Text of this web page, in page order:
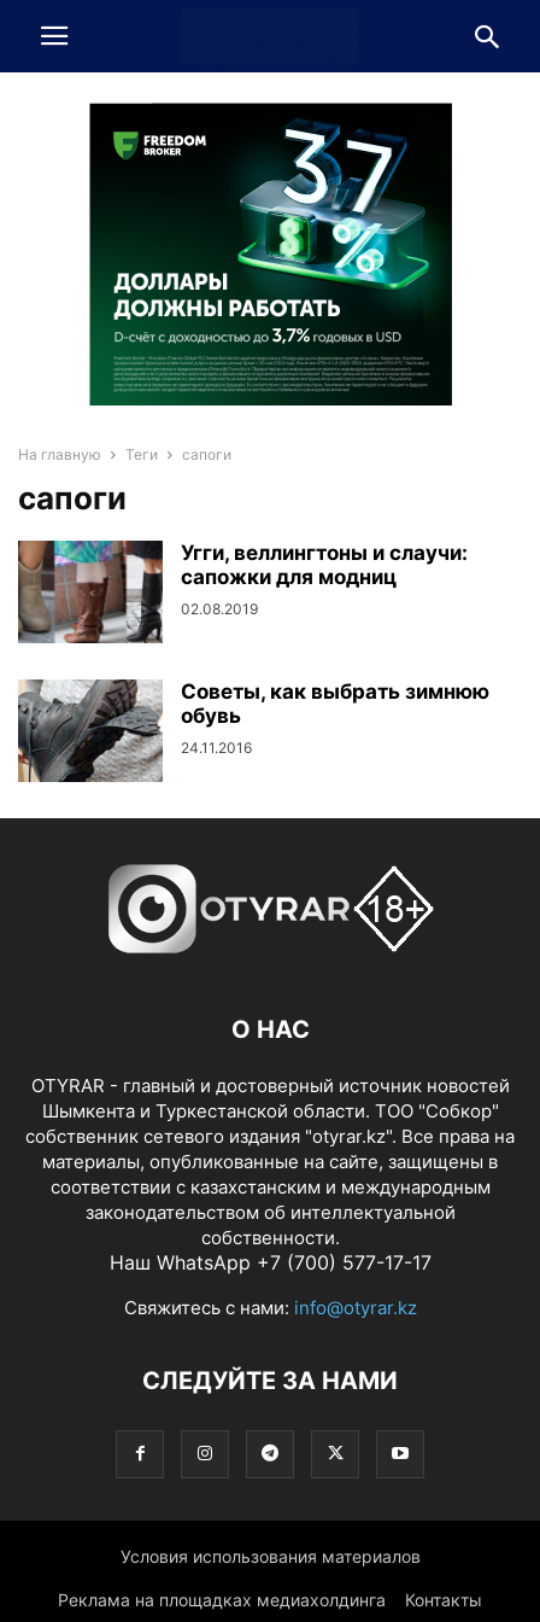
На главную Теги сапоги
сапоги
Угги, веллингтоны и слаучи:
сапожки для модниц
02.08.2019
Советы, как выбрать зимнюю
обувь
24.11.2016
О НАС
OTYRAR - главный и достоверный источник новостей
Шымкента и Туркестанской области. ТОО "Собкор"
собственник сетевого издания "otyrar.kz". Все права на
материалы, опубликованные на сайте, защищены в
соответствии с казахстанским и международным
законодательством об интеллектуальной
собственности.
Наш WhatsApp +7 (700) 577-17-17
Свяжитесь с нами: info@otyrar.kz
СЛЕДУЙТЕ ЗА НАМИ
Условия использования материалов
Реклама на площадках медиахолдинга Контакты